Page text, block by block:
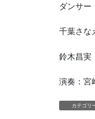
ダンサー
千葉さ
鈴木昌
演奏：宮
カテゴリ